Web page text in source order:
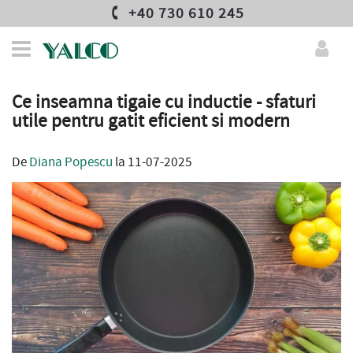
+40 730 610 245
Ce inseamna tigaie cu inductie - sfaturi
utile pentru gatit eficient si modern
DeDiana Popescu la 11-07-2025